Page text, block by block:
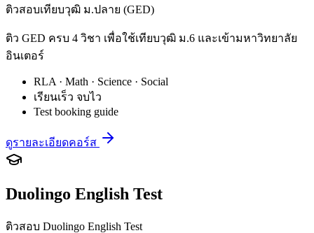
ติวสอบเทียบวุฒิ ม.ปลาย (GED)
ติว GED ครบ 4 วิชา เพื่อใช้เทียบวุฒิ ม.6 และเข้ามหาวิทยาลัย
อินเตอร์
RLA · Math · Science · Social
เรียนเร็ว จบไว
Test booking guide
ดูรายละเอียดคอร์ส
Duolingo English Test
ติวสอบ Duolingo English Test